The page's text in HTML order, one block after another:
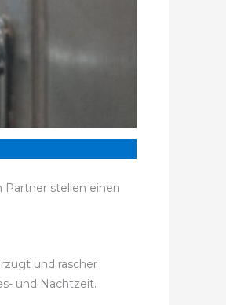
stellen einen
und rascher
und Nachtzeit.